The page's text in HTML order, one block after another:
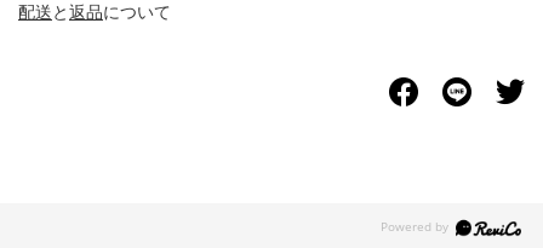
配送と返品について